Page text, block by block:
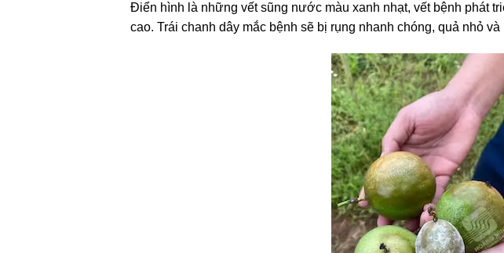
Điển hình là những vết sũng nước màu xanh nhạt, vết bệnh phát
cao. Trái chanh dây mắc bệnh sẽ bị rụng nhanh chóng, quả nhỏ